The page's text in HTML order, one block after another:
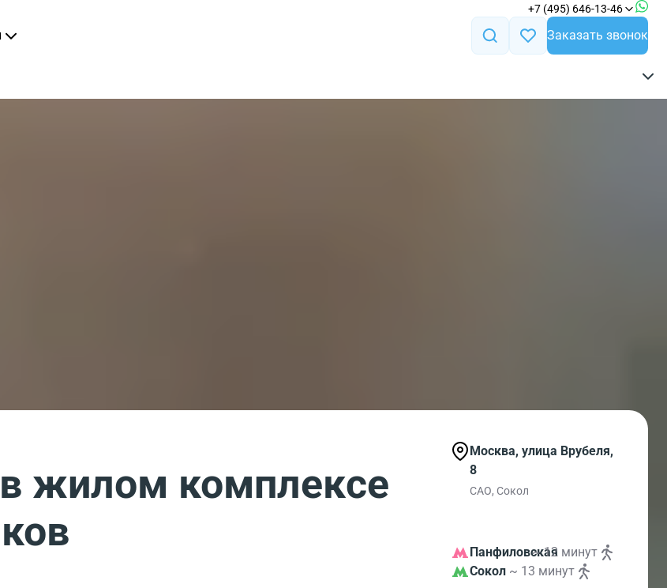
+7 (495) 646-13-46
Заказать звонок
жилом комплексе
Москва, улица Врубеля,
8
САО, Сокол
Панфиловская~ 12 минут
Сокол ~ 13 минут